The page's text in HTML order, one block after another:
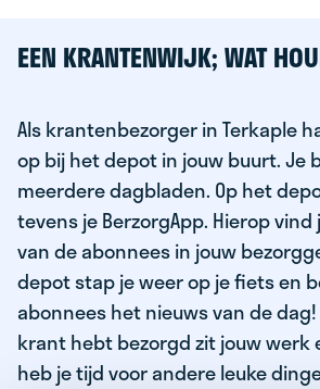
EEN KRANTENWIJK; WAT
Als krantenbezorger in Terkaple
op bij het depot in jouw buurt. Je
meerdere dagbladen. Op het
tevens je BerzorgApp. Hierop
van de abonnees in jouw
depot stap je weer op je fiets en
abonnees het nieuws van de
krant hebt bezorgd zit jouw werk
heb je tijd voor andere leuke